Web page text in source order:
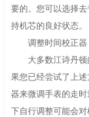
要的。您可以选择
持机芯的良好状态。
调整时间校正器
大多数江诗丹顿
果您已经尝试了上
器来微调手表的走
下自行调整可能会对